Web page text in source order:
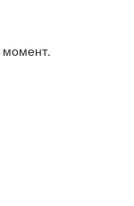
момент.